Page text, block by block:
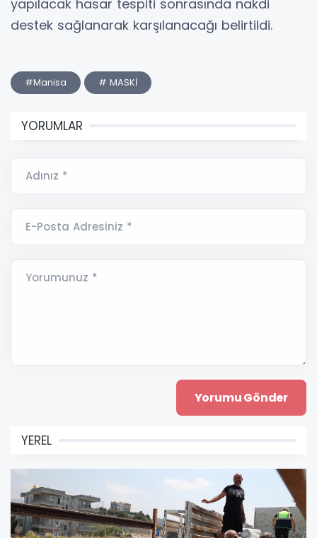
yapılacak hasar tespiti sonrasında nakdi
destek sağlanarak karşılanacağı belirtildi.
#Manisa # MASKİ
YORUMLAR
Adınız *
E-Posta Adresiniz *
Yorumunuz *
YEREL